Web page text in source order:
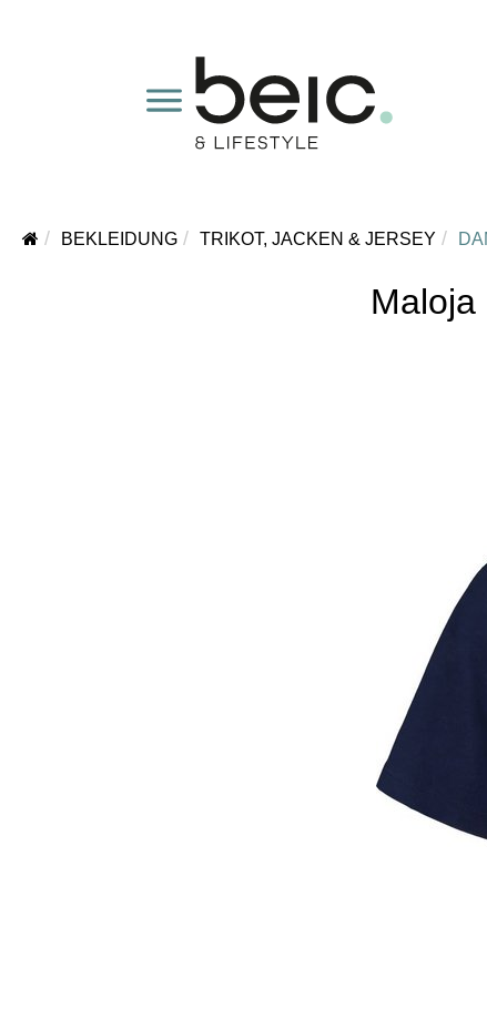
BEKLEIDUNG TRIKOT, JACKEN & JERSEY
Maloja